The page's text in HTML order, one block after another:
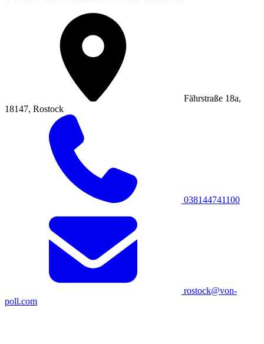
Fährstraße 18a,
18147, Rostock
038144741100
rostock@von-
poll.com